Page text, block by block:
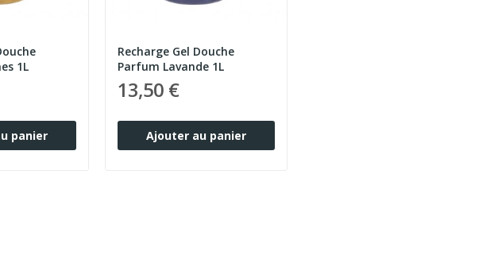
1L
panier
Recharge Gel Douche
Parfum Lavande 1L
13,50 €
Ajouter au panier